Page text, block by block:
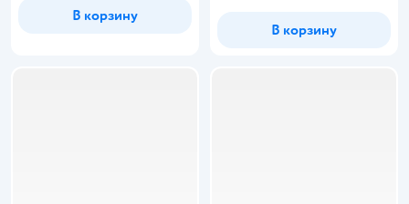
В корзину
В корзину